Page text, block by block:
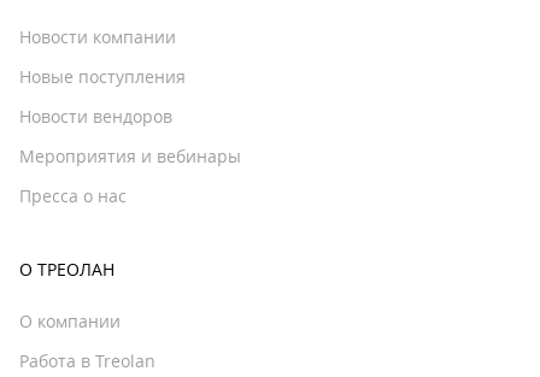
Новости компании
Новые поступления
Новости вендоров
Мероприятия и вебинары
Пресса о нас
О ТРЕОЛАН
О компании
Работа в Treolan